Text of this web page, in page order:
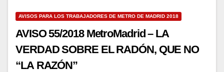
AVISOS PARA LOS TRABAJADORES DE METRO DE MADRID 2018
AVISO 55/2018 MetroMadrid – LA
VERDAD SOBRE EL RADÓN, QUE NO
“LA RAZÓN”